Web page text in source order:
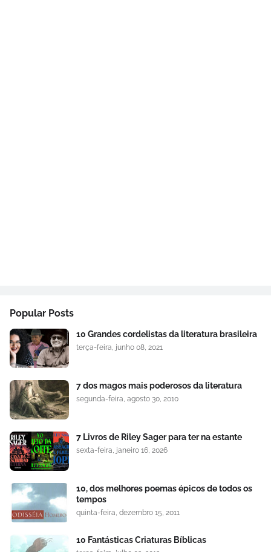
Popular Posts
10 Grandes cordelistas da literatura brasileira
terça-feira, junho 08, 2021
7 dos magos mais poderosos da literatura
segunda-feira, agosto 30, 2010
7 Livros de Riley Sager para ter na estante
sexta-feira, janeiro 16, 2026
10, dos melhores poemas épicos de todos os
tempos
quinta-feira, dezembro 15, 2011
10 Fantásticas Criaturas Bíblicas